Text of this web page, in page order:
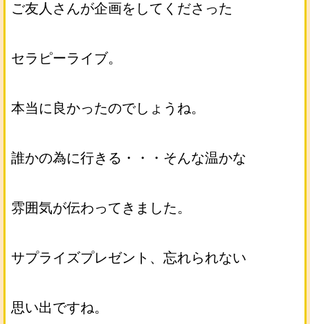
ご友人さんが企画をしてくださった
セラピーライブ。
本当に良かったのでしょうね。
誰かの為に行きる・・・そんな温かな
雰囲気が伝わってきました。
サプライズプレゼント、忘れられない
思い出ですね。